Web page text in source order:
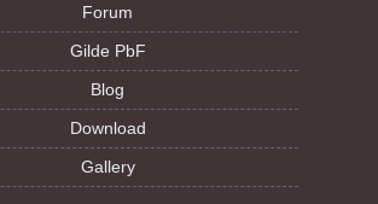
Forum
Gilde PbF
Blog
Download
Gallery